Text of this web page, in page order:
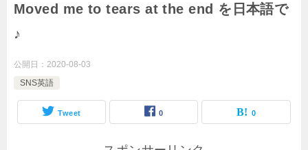
Moved me to tears at the end を日本語で
♪
公開日： 2020-08-03
SNS英語
Tweet 0 0